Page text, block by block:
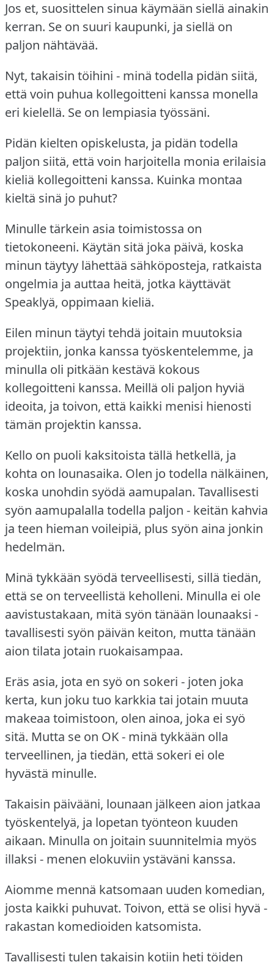
Jos et, suosittelen sinua käymään siellä ainakin
kerran. Se on suuri kaupunki, ja siellä on
paljon nähtävää.
Nyt, takaisin töihini - minä todella pidän siitä,
että voin puhua kollegoitteni kanssa monella
eri kielellä. Se on lempiasia työssäni.
Pidän kielten opiskelusta, ja pidän todella
paljon siitä, että voin harjoitella monia erilaisia
kieliä kollegoitteni kanssa. Kuinka montaa
kieltä sinä jo puhut?
Minulle tärkein asia toimistossa on
tietokoneeni. Käytän sitä joka päivä, koska
minun täytyy lähettää sähköposteja, ratkaista
ongelmia ja auttaa heitä, jotka käyttävät
Speaklyä, oppimaan kieliä.
Eilen minun täytyi tehdä joitain muutoksia
projektiin, jonka kanssa työskentelemme, ja
minulla oli pitkään kestävä kokous
kollegoitteni kanssa. Meillä oli paljon hyviä
ideoita, ja toivon, että kaikki menisi hienosti
tämän projektin kanssa.
Kello on puoli kaksitoista tällä hetkellä, ja
kohta on lounasaika. Olen jo todella nälkäinen,
koska unohdin syödä aamupalan. Tavallisesti
syön aamupalalla todella paljon - keitän kahvia
ja teen hieman voileipiä, plus syön aina jonkin
hedelmän.
Minä tykkään syödä terveellisesti, sillä tiedän,
että se on terveellistä keholleni. Minulla ei ole
aavistustakaan, mitä syön tänään lounaaksi -
tavallisesti syön päivän keiton, mutta tänään
aion tilata jotain ruokaisampaa.
Eräs asia, jota en syö on sokeri - joten joka
kerta, kun joku tuo karkkia tai jotain muuta
makeaa toimistoon, olen ainoa, joka ei syö
sitä. Mutta se on OK - minä tykkään olla
terveellinen, ja tiedän, että sokeri ei ole
hyvästä minulle.
Takaisin päivääni, lounaan jälkeen aion jatkaa
työskentelyä, ja lopetan työnteon kuuden
aikaan. Minulla on joitain suunnitelmia myös
illaksi - menen elokuviin ystäväni kanssa.
Aiomme mennä katsomaan uuden komedian,
josta kaikki puhuvat. Toivon, että se olisi hyvä -
rakastan komedioiden katsomista.
Tavallisesti tulen takaisin kotiin heti töiden